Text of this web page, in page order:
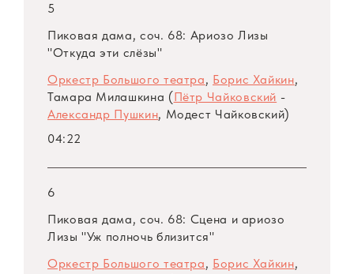
великолепен, она отлично, непринужденно
держалась на сцене. Вызовам не было
конца. Выступление молодой артистки
высоко оценено в «Ла Скала». Тамара
Милашкина блестяще представила
советское музыкальное искусство...»
Февраль 1965 года принес певице новый
триумф за рубежом. Она дала ряд концертов
5
Пиковая дама, соч. 68: Ариозо Лизы
"Откуда эти слёзы"
Оркестр Большого театра, Борис Хайкин,
Тамара Милашкина (Пётр Чайковский -
Александр Пушкин, Модест Чайковский)
04:22
6
Пиковая дама, соч. 68: Сцена и ариозо
Лизы "Уж полночь близится"
Оркестр Большого театра, Борис Хайкин,